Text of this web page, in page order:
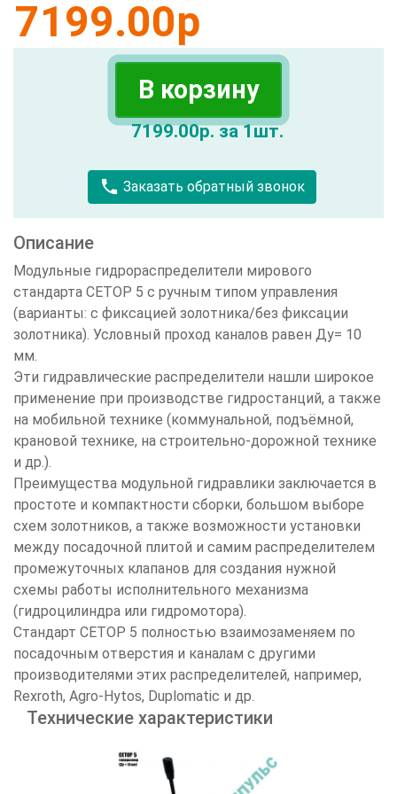
7199.00р
В корзину
7199.00р. за 1шт.
call Заказать обратный звонок
Описание
Модульные гидрораспределители мирового
стандарта СЕТОР 5 с ручным типом управления
(варианты: с фиксацией золотника/без фиксации
золотника). Условный проход каналов равен Ду= 10
мм.
Эти гидравлические распределители нашли широкое
применение при производстве гидростанций, а также
на мобильной технике (коммунальной, подъёмной,
крановой технике, на строительно-дорожной технике
и др.).
Преимущества модульной гидравлики заключается в
простоте и компактности сборки, большом выборе
схем золотников, а также возможности установки
между посадочной плитой и самим распределителем
промежуточных клапанов для создания нужной
схемы работы исполнительного механизма
(гидроцилиндра или гидромотора).
Стандарт СЕТОР 5 полностью взаимозаменяем по
посадочным отверстия и каналам с другими
производителями этих распределителей, например,
Rexroth, Agro-Hytos, Duplomatic и др.
Технические характеристики